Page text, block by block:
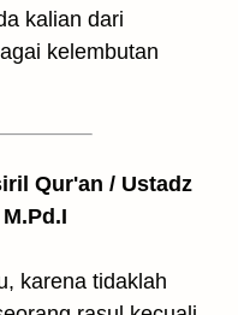
kalian dari
kelembutan
Qur'an / Ustadz
karena tidaklah